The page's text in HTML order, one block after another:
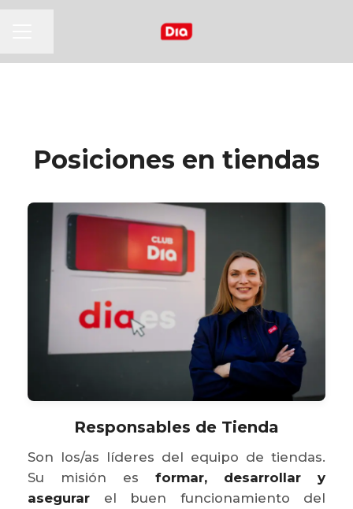
Posiciones en tiendas
Responsables de Tienda
Son los/as líderes del equipo de tiendas.
Su misión es formar, desarrollar y
asegurar el buen funcionamiento del